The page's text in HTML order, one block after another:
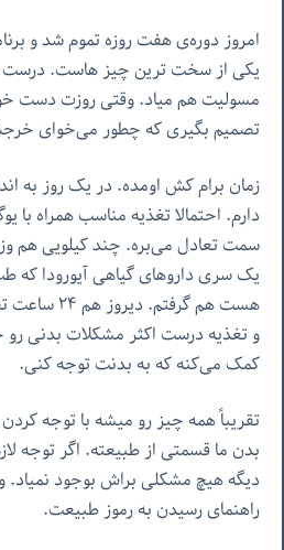
امروز دوره‌ی هفت روزه تموم شد و
یکی از سخت ترین چیز هاست. درست
مسولیت هم میاد. وقتی روزت دست
تصمیم بگیری که چطور می‌خوای
زمان برام کش اومده. در یک روز به
دارم. احتمالا تغذیه مناسب همراه با
سمت تعادل می‌بره. چند کیلویی هم
یک سری داروهای گیاهی آیورودا که
هست هم گرفتم.
و تغذیه درست اکثر مشکلات بدنی رو
کمک می‌کنه که به بدنت توجه کنی.
تقریباً همه چیز رو میشه با توجه
بدن ما قسمتی از طبیعته. اگر توجه
دیگه هیچ مشکلی براش بوجود نمیاد.
راهنمای رسیدن به رموز طبیعت.